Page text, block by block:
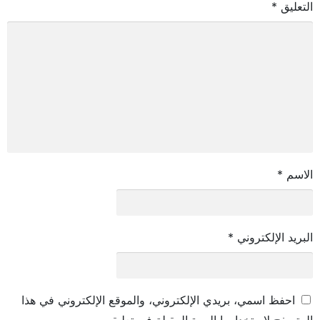
التعليق *
الاسم *
البريد الإلكتروني *
احفظ اسمي، بريدي الإلكتروني، والموقع الإلكتروني في هذا